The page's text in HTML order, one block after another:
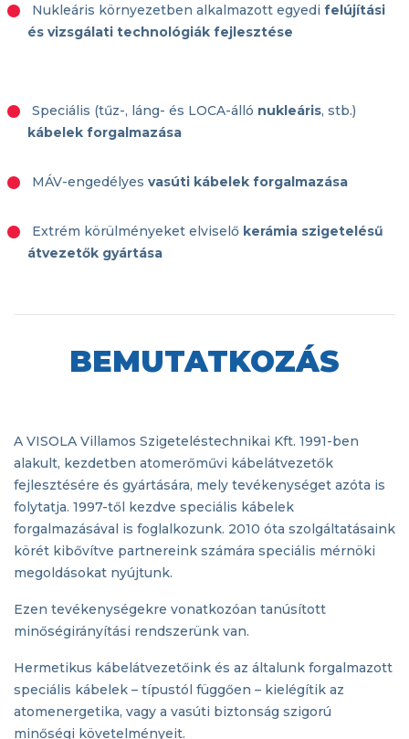
Nukleáris környezetben alkalmazott egyedi felújítási
és vizsgálati technológiák fejlesztése
Speciális (tűz-, láng- és LOCA-álló nukleáris, stb.)
kábelek forgalmazása
MÁV-engedélyes vasúti kábelek forgalmazása
Extrém körülményeket elviselő kerámia szigetelésű
átvezetők gyártása
BEMUTATKOZÁS
A VISOLA Villamos Szigeteléstechnikai Kft. 1991-ben
alakult, kezdetben atomerőművi kábelátvezetők
fejlesztésére és gyártására, mely tevékenységet azóta is
folytatja. 1997-től kezdve speciális kábelek
forgalmazásával is foglalkozunk. 2010 óta szolgáltatásaink
körét kibővítve partnereink számára speciális mérnöki
megoldásokat nyújtunk.
Ezen tevékenységekre vonatkozóan tanúsított
minőségirányítási rendszerünk van.
Hermetikus kábelátvezetőink és az általunk forgalmazott
speciális kábelek – típustól függően – kielégítik az
atomenergetika, vagy a vasúti biztonság szigorú
minőségi követelményeit.